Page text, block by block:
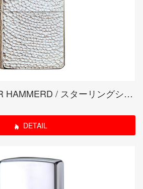
STERLING SILVER HAMMERD / スターリングシルバーハンマートーン
DETAIL